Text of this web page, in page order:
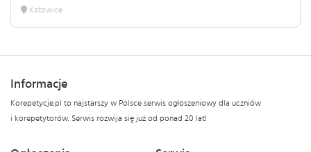
Katowice
Informacje
Korepetycje.pl to najstarszy w Polsce serwis ogłoszeniowy dla uczniów
i korepetytorów. Serwis rozwija się już od ponad 20 lat!